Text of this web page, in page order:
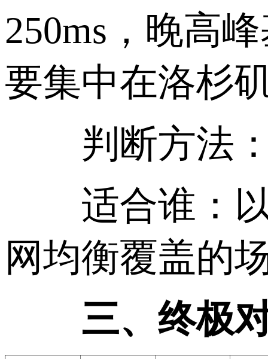
250ms，晚高
要集中在洛杉
判断方法：
适合谁：以
网均衡覆盖的
三、终极对